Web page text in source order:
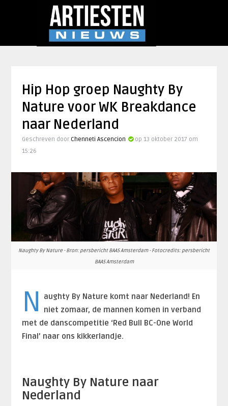
Hip Hop groep Naughty By
Nature voor WK Breakdance
naar Nederland
Geschreven door Chenneti Ascencion
op 13 oktober 2017 om
15:26
Naughty By Nature - Bron: persbericht BAAS Amsterdam - Fotocredits: persbericht
BAAS Amsterdam
N
aughty By Nature komt naar Nederland! En
niet zomaar, de mannen komen in verband
met de danscompetitie ‘Red Bull BC-One World
Final’ naar ons kikkerlandje.
Naughty By Nature naar
Nederland